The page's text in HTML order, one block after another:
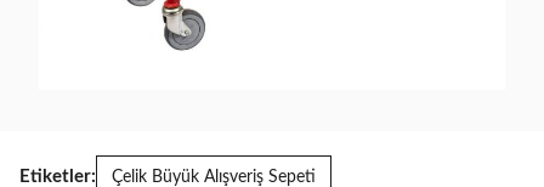
Etiketler: Çelik Büyük Alışveriş Sepeti